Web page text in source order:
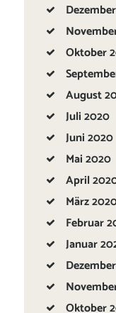
Dezember
Oktober
August
Juli2020
Juni2020
Mai2020
April
März
Februar
Januar
Dezember
Oktober